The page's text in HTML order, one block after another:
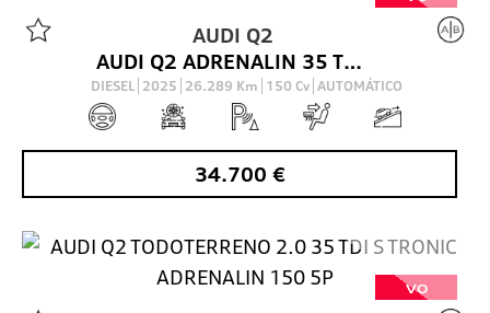
AUDI Q2
AUDI Q2 ADRENALIN 35 TDI 110(150) KW(CV) S TRONIC
DIESEL 2025 26.289 Km 150 Cv AUTOMÁTICO
34.700 €
VO